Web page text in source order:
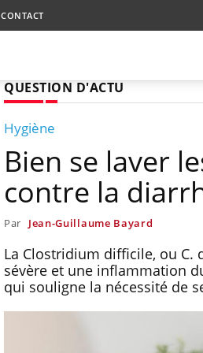
CONTACT
QUESTION D'ACTU
Hygiène
Bien se laver
contre la
Par Jean-Guillaume Bayard
La Clostridium difficile, ou
sévère et une inflammation
qui souligne la nécessité de